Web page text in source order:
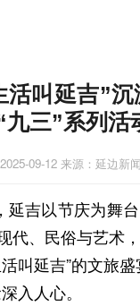
活叫延吉”
三”系列活
2025-09-12 来源：延边新
延吉以节庆为舞
代、民俗与艺术
叫延吉”的文旅盛
入人心。